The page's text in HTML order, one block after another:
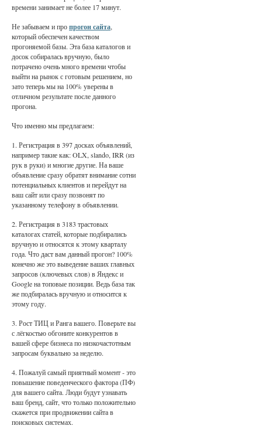
времени занимает не более 17 минут.
Не забываем и пропрогон сайта,
который обеспечен качеством
прогоняемой базы. Эта база каталогов и
досок собиралась вручную, было
потрачено очень много времени чтобы
выйти на рынок с готовым решением, но
зато теперь мы на 100% уверены в
отличном результате после данного
прогона.
Что именно мы предлагаем:
1. Регистрация в 397 досках объявлений,
например такие как: OLX, slando, IRR (из
рук в руки) и многие другие. На ваше
объявление сразу обратят внимание сотни
потенциальных клиентов и перейдут на
ваш сайт или сразу позвонят по
указанному телефону в объявлении.
2. Регистрация в 3183 трастовых
каталогах статей, которые подбирались
вручную и относятся к этому кварталу
года. Что даст вам данный прогон? 100%
конечно же это выведение ваших главных
запросов (ключевых слов) в Яндекс и
Google на топовые позиции. Ведь база так
же подбиралась вручную и относится к
этому году.
3. Рост ТИЦ и Ранга вашего. Поверьте вы
с лёгкостью обгоните конкурентов в
вашей сфере бизнеса по низкочастотным
запросам буквально за неделю.
4. Пожалуй самый приятный момент - это
повышение поведенческого фактора (ПФ)
для вашего сайта. Люди будут узнавать
ваш бренд, сайт, что только положительно
скажется при продвижении сайта в
поисковых системах.